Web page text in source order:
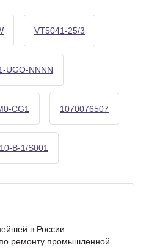
VT5041-25/3
UGO-NNNN
CG1 1070076507
B-1/S001
в России
ремонту промышленной